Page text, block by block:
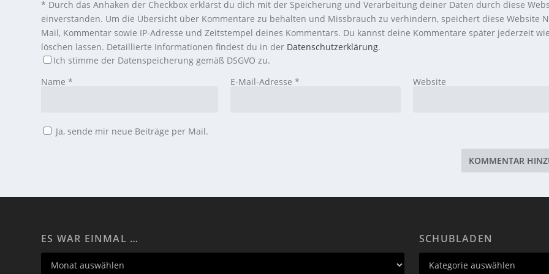
* Durch das Anhaken der Checkbox erklärst du dich mit der Speicherung und Verarbeitung deiner Daten durch diese
einverstanden. Um die Übersicht über Kommentare zu behalten und Missbrauch zu verhindern, speichert diese Website
Mail, Kommentar sowie IP-Adresse und Zeitstempel deines Kommentars. Du kannst deine Kommentare später jederzeit
löschen lassen. Detaillierte Informationen findest du in der Datenschutzerklärung.
Ich stimme der Datenspeicherung gemäß DSGVO zu.
Name* E-Mail-Adresse * Website
Ja, sende mir neue Beiträge per Mail.
ES WAR EINMAL … SCHUBLADEN